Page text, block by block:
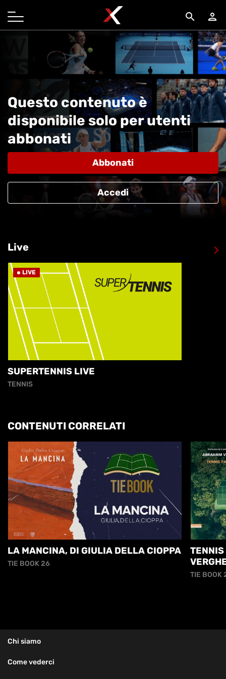
search person
Questo contenuto è
disponibile solo per utenti
abbonati
Abbonati
Accedi
Live
LIVE
SUPERTENNIS LIVE
TENNIS
CONTENUTI CORRELATI
LA MANCINA, DI GIULIA DELLA CIOPPA
TIE BOOK 26
TENNIS
TIE BOOK
Chi siamo
Come vederci